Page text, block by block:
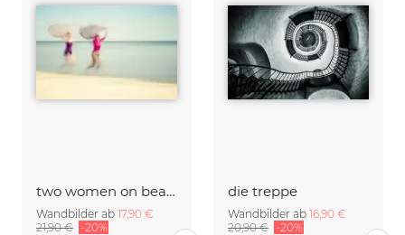
two women on beach #VI
Wandbilder ab 17,90 €
21,90 € -20%
die treppe
Wandbilder ab 16,90 €
20,90 € -20%